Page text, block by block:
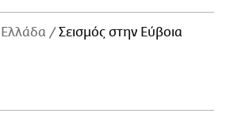
Ελλάδα Σεισμός στην Εύβοια